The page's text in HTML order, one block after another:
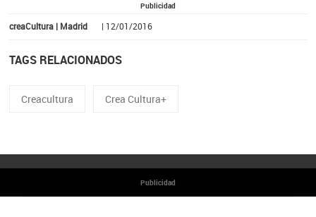
Publicidad
creaCultura | Madrid | 12/01/2016
TAGS RELACIONADOS
Creacultura Crea Cultura+
Publicidad